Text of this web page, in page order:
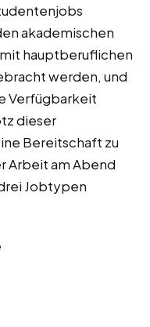
akademischen
hauptberuflichen
werden, und
Verfügbarkeit
dieser
Bereitschaft zu
Arbeit am Abend
Jobtypen